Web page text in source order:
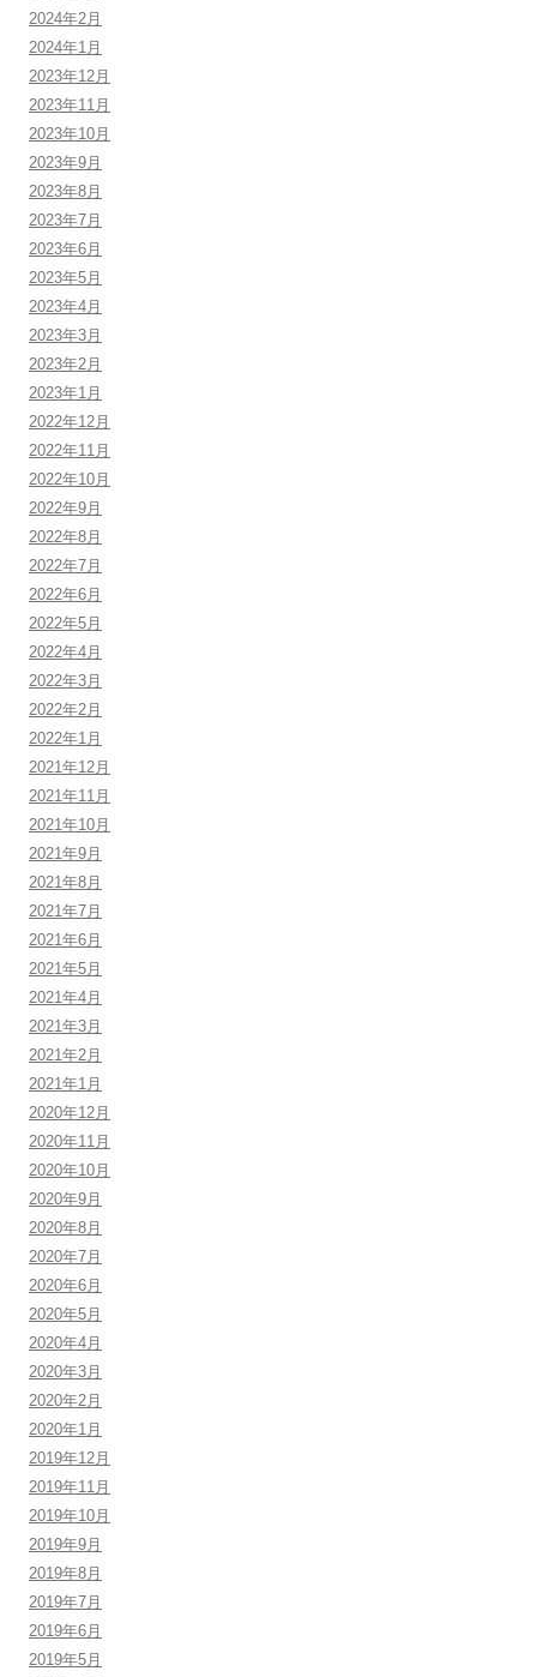
2024年2月
2024年1月
2023年12月
2023年11月
2023年10月
2023年9月
2023年8月
2023年7月
2023年6月
2023年5月
2023年4月
2023年3月
2023年2月
2023年1月
2022年12月
2022年11月
2022年10月
2022年9月
2022年8月
2022年7月
2022年6月
2022年5月
2022年4月
2022年3月
2022年2月
2022年1月
2021年12月
2021年11月
2021年10月
2021年9月
2021年8月
2021年7月
2021年6月
2021年5月
2021年4月
2021年3月
2021年2月
2021年1月
2020年12月
2020年11月
2020年10月
2020年9月
2020年8月
2020年7月
2020年6月
2020年5月
2020年4月
2020年3月
2020年2月
2020年1月
2019年12月
2019年11月
2019年10月
2019年9月
2019年8月
2019年7月
2019年6月
2019年5月